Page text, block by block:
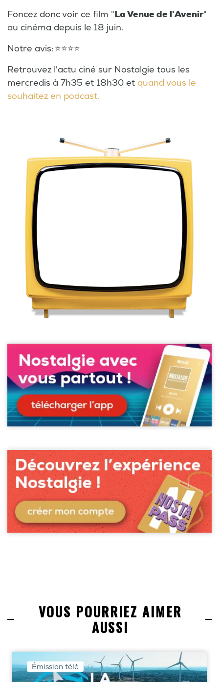
Foncez donc voir ce film "La Venue de l'Avenir"
au cinéma depuis le 18 juin.
Notre avis: ⭐⭐⭐⭐
Retrouvez l'actu ciné sur Nostalgie tous les
mercredis à 7h35 et 18h30 et quand vous le
souhaitez en podcast.
VOUS POURRIEZ AIMER
AUSSI
Émission télé